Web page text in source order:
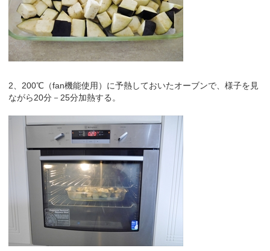
2、200℃（fan機能使用）に予熱しておいたオーブンで、様子を見
ながら20分－25分加熱する。